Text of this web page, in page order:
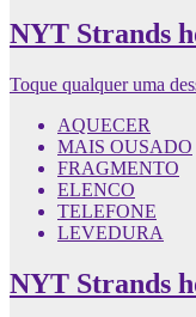
NYT Strands
Toque qualquer uma
AQUECER
MAIS OUSADO
FRAGMENTO
ELENCO
TELEFONE
LEVEDURA
NYT Strands